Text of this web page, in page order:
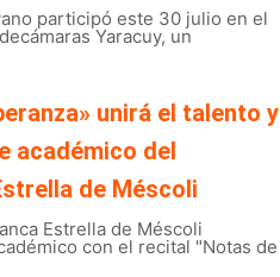
participó este 30 julio en el
Yaracuy, un
unirá el talento y
académico del
de Méscoli
Estrella de Méscoli
con el recital "Notas de